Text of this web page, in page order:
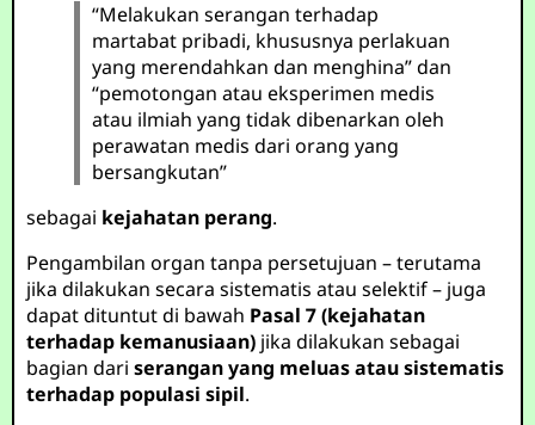
“Melakukan serangan terhadap
martabat pribadi, khususnya perlakuan
yang merendahkan dan menghina” dan
“pemotongan atau eksperimen medis
atau ilmiah yang tidak dibenarkan oleh
perawatan medis dari orang yang
bersangkutan”
sebagai kejahatan perang.
Pengambilan organ tanpa persetujuan – terutama
jika dilakukan secara sistematis atau selektif – juga
dapat dituntut di bawah Pasal 7 (kejahatan
terhadap kemanusiaan) jika dilakukan sebagai
bagian dariserangan yang meluas atau sistematis
terhadap populasi sipil.